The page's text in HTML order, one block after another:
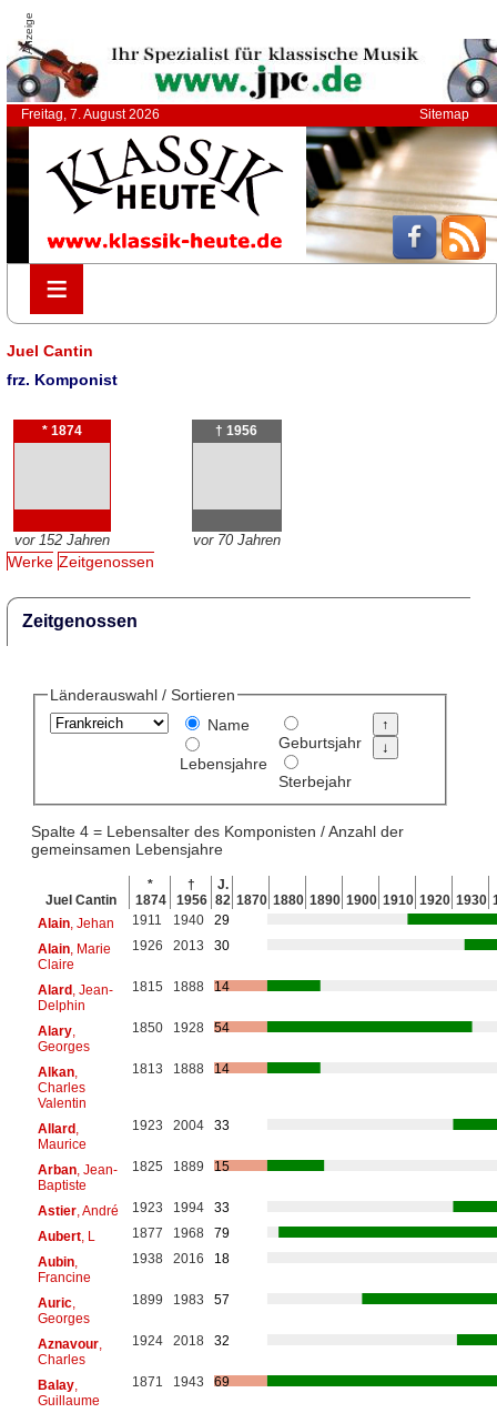
Anzeige
Freitag, 7. August 2026 Sitemap
≡
≡
Juel Cantin
frz. Komponist
* 1874
vor 152 Jahren
† 1956
vor 70 Jahren
Werke Zeitgenossen
Zeitgenossen
Länderauswahl / Sortieren
Name
Lebensjahre
Geburtsjahr
Sterbejahr
Spalte 4 = Lebensalter des Komponisten / Anzahl der
gemeinsamen Lebensjahre
Juel Cantin
*
1874
†
1956
J.
82 1870 1880 1890 1900 1910 1920 1930
Alain, Jehan 1911 1940
29
Alain, Marie
Claire
1926 2013 30
Alard, Jean-
Delphin
1815 1888 14
Alary,
Georges
1850 1928 54
Alkan,
Charles
Valentin
1813 1888 14
Allard,
Maurice
1923 2004 33
Arban, Jean-
Baptiste
1825 1889 15
Astier, André 1923 1994
33
Aubert, L 1877 1968
79
Aubin,
Francine
1938 2016 18
Auric,
Georges
1899 1983 57
Aznavour,
Charles
1924 2018 32
Balay,
Guillaume
1871 1943 69